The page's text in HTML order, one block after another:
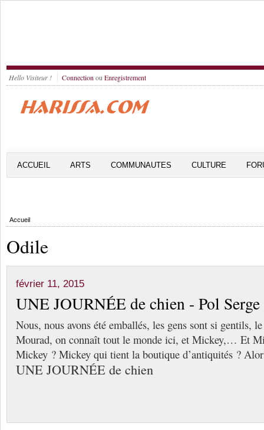
Hello Visiteur ! Connection ou Enregistrement
ACCUEIL ARTS COMMUNAUTES CULTURE
Accueil
Odile
février 11, 2015
UNE JOURNÉE de chien - Pol
Nous, nous avons été emballés, les gens sont si gentils,
Mourad, on connaît tout le monde ici, et Mickey,… Et
Mickey ? Mickey qui tient la boutique d’antiquités ?
UNE JOURNÉE de chien